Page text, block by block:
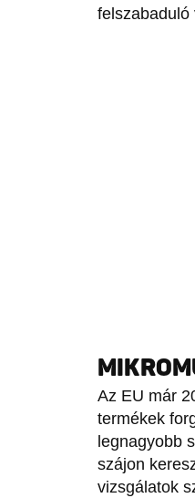
felszabaduló
Az EU már
termékek
legnagyobb
szájon
vizsgálatok